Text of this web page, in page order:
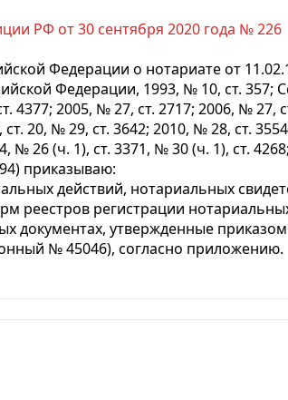
РФ от 30 сентября 2020 года № 226
Федерации о нотариате от
Федерации, 1993, № 10, ст. 357;
4377; 2005, № 27, ст. 2717; 2006, № 27,
20, № 29, ст. 3642; 2010, № 28, ст.
№ 26 (ч. 1), ст. 3371, № 30 (ч. 1), ст.
приказываю:
действий, нотариальных
реестров регистрации
документах, утвержденные
№ 45046), согласно приложению.